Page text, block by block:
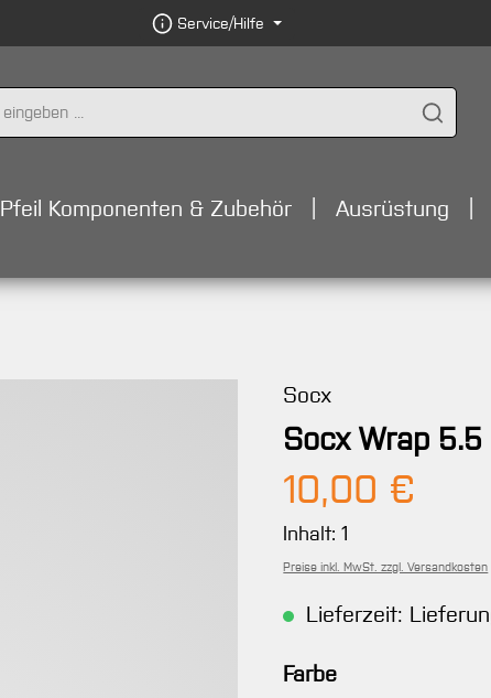
Service/Hilfe
Pfeil Komponenten & Zubehör Ausrüstung
Socx
Socx Wrap
Regulärer Preis:
10,00 €
Inhalt:1
Preise inkl. MwSt. zzgl. Versandkosten
Lieferzeit:
Farbeauswählen